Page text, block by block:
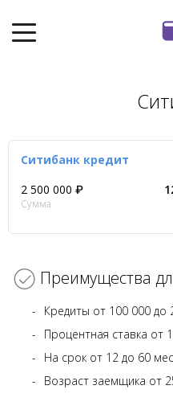
Ситибанк кредит
2 500 000 ₽
Сумма
Преимущества
Кредиты от 100 000 до
Процентная ставка от
На срок от 12 до 60
Возраст заемщика от